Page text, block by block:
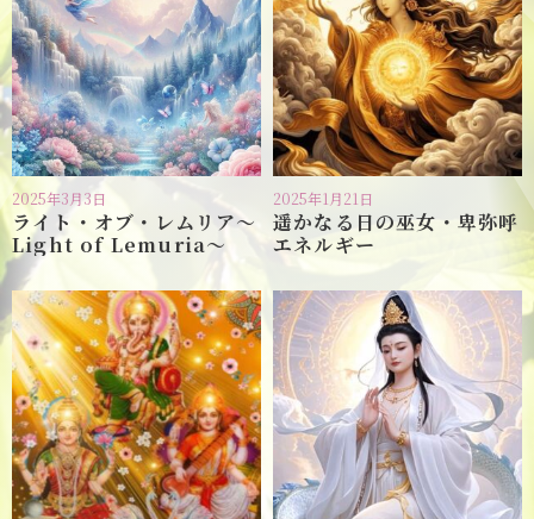
2025年3月3日
ライト・オブ・レムリア〜
Light of Lemuria〜
2025年1月21日
遥かなる日の巫女・卑弥呼
エネルギー